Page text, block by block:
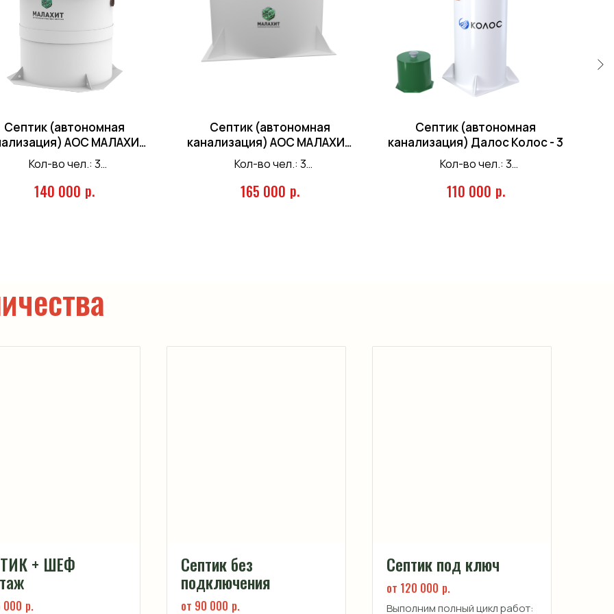
Септик (автономная
АОС МАЛАХИТ
NERO 3 / 3ПР
Кол-во чел.: 3
ть: 0,75 м.куб/сутки
140 000 р.
Септик (автономная
канализация) АОС МАЛАХИТ
Кол-во чел.: 3
Произв-ть: 1 м.куб/сутки
165 000 р.
Септик (автономная
канализация) Далос Колос - 3
Кол-во чел.: 3
Произв-ть: 0,6 м.куб/сутки
110 000 р.
+ ШЕФ
000 р.
Септик без
подключения
от 90 000 р.
Септик под ключ
от 120 000 р.
Выполним полный цикл работ: